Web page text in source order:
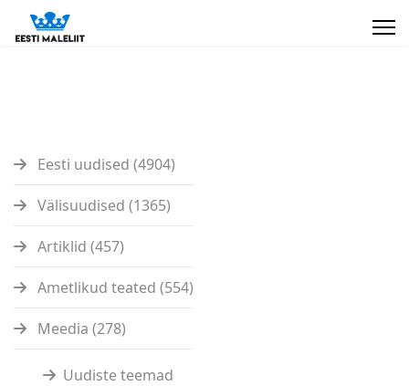
Eesti uudised (4904)
Välisuudised (1365)
Artiklid (457)
Ametlikud teated (554)
Meedia (278)
Uudiste teemad